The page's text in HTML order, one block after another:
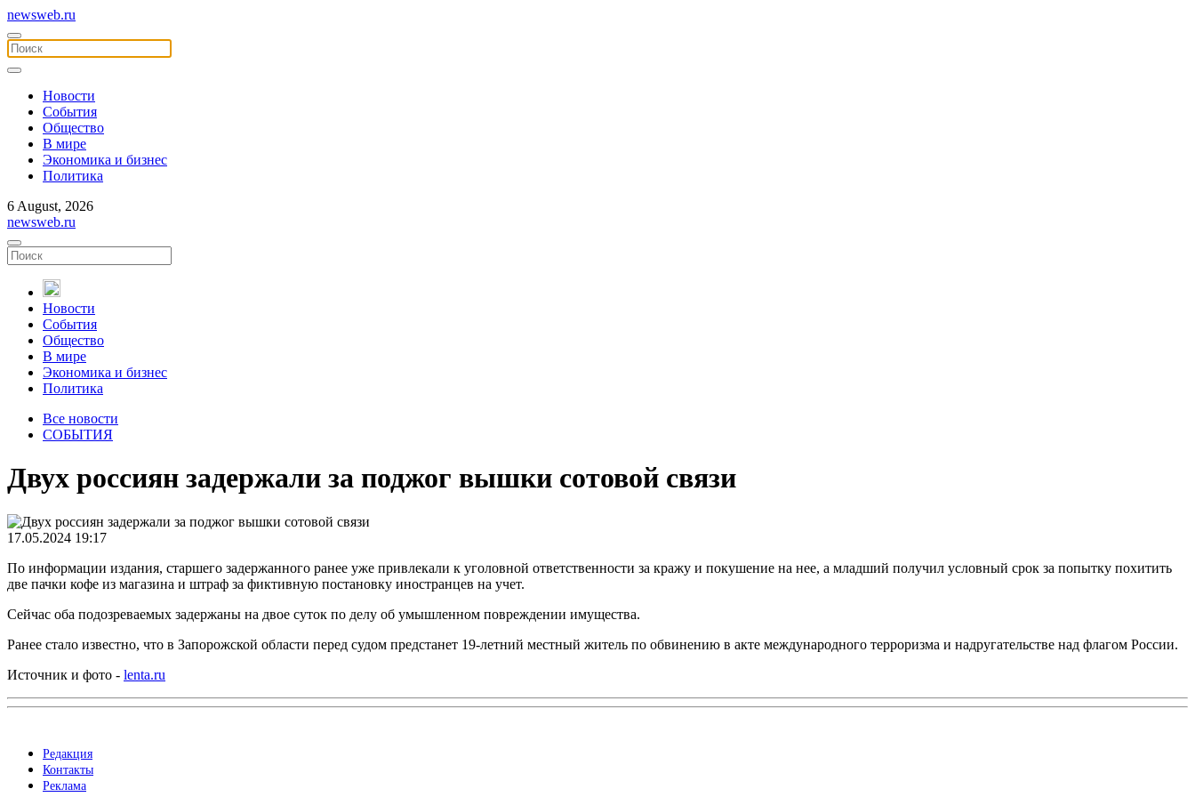
newsweb.ru
Новости
События
Общество
В мире
Экономика и бизнес
Политика
6 August, 2026
newsweb.ru
Новости
События
Общество
В мире
Экономика и бизнес
Политика
Все новости
СОБЫТИЯ
Двух россиян задержали за поджог вышки сотовой связи
17.05.2024 19:17
По информации издания, старшего задержанного ранее уже привлекали к уголовной ответственности за кражу и покушение на нее, а младший получил условный срок за попытку похитить
две пачки кофе из магазина и штраф за фиктивную постановку иностранцев на учет.
Сейчас оба подозреваемых задержаны на двое суток по делу об умышленном повреждении имущества.
Ранее стало известно, что в Запорожской области перед судом предстанет 19-летний местный житель по обвинению в акте международного терроризма и надругательстве над флагом России.
Источник и фото - lenta.ru
Редакция
Контакты
Реклама